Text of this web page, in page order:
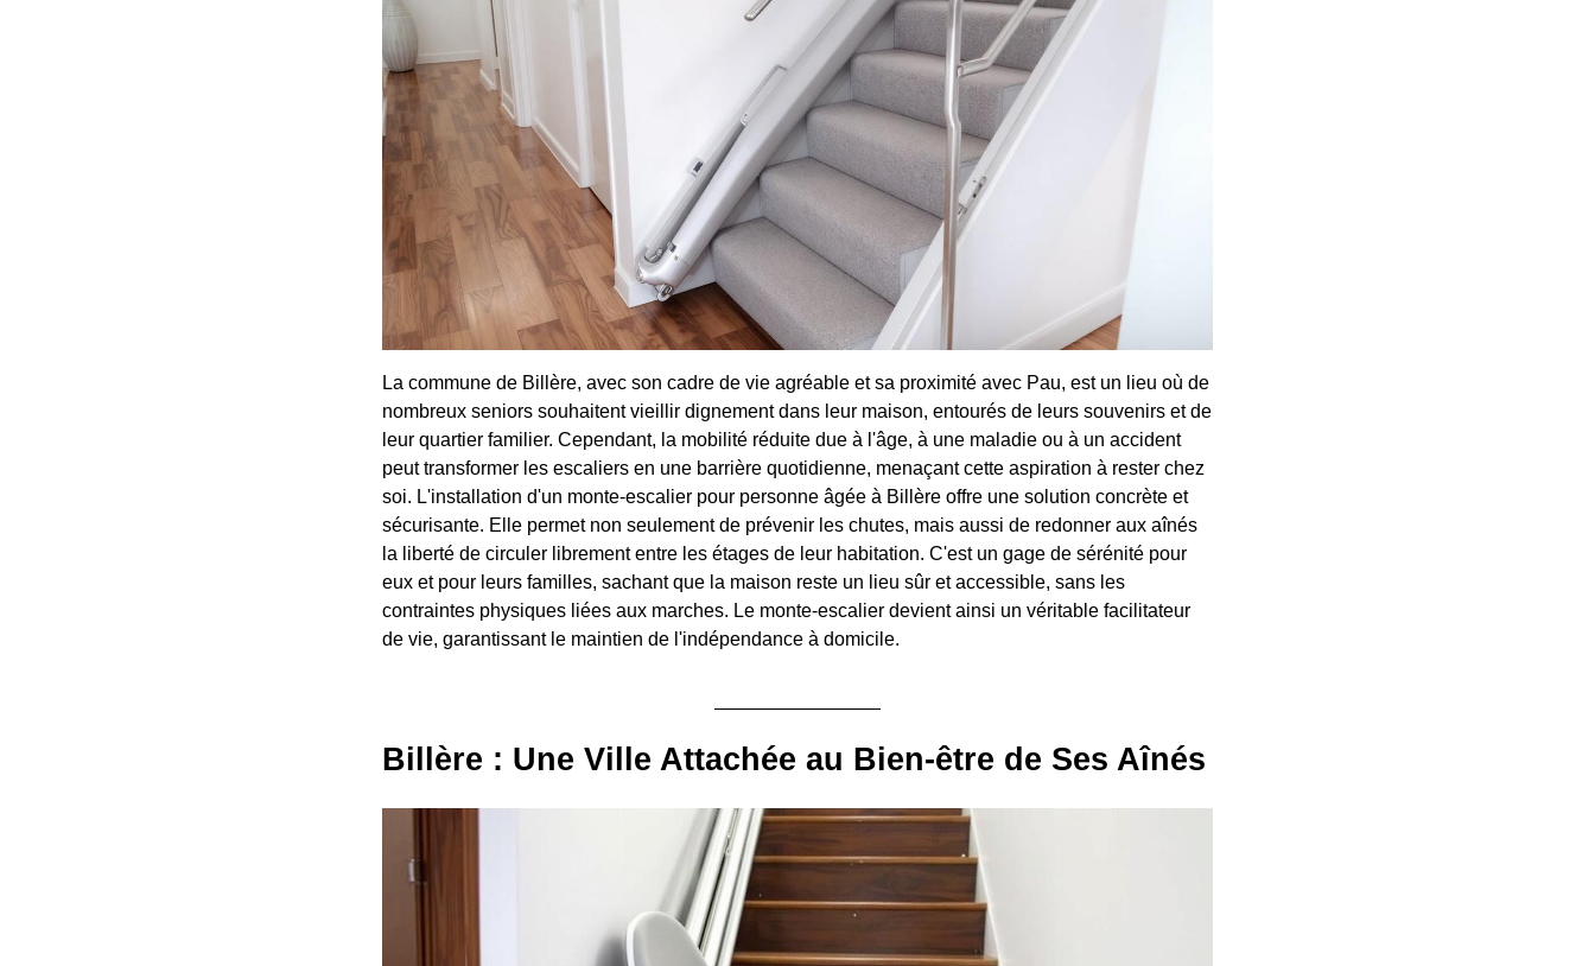
La commune de Billère, avec son cadre de vie agréable et sa proximité avec Pau, est un lieu où de
nombreux seniors souhaitent vieillir dignement dans leur maison, entourés de leurs souvenirs et de
leur quartier familier. Cependant, la mobilité réduite due à l'âge, à une maladie ou à un accident
peut transformer les escaliers en une barrière quotidienne, menaçant cette aspiration à rester chez
soi. L'installation d'un monte-escalier pour personne âgée à Billère offre une solution concrète et
sécurisante. Elle permet non seulement de prévenir les chutes, mais aussi de redonner aux aînés
la liberté de circuler librement entre les étages de leur habitation. C'est un gage de sérénité pour
eux et pour leurs familles, sachant que la maison reste un lieu sûr et accessible, sans les
contraintes physiques liées aux marches. Le monte-escalier devient ainsi un véritable facilitateur
de vie, garantissant le maintien de l'indépendance à domicile.
Billère : Une Ville Attachée au Bien-être de Ses Aînés